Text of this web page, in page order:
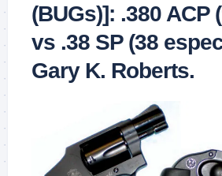
(BUGs)]: .380 ACP
vs .38 SP (38
Gary K. Roberts.